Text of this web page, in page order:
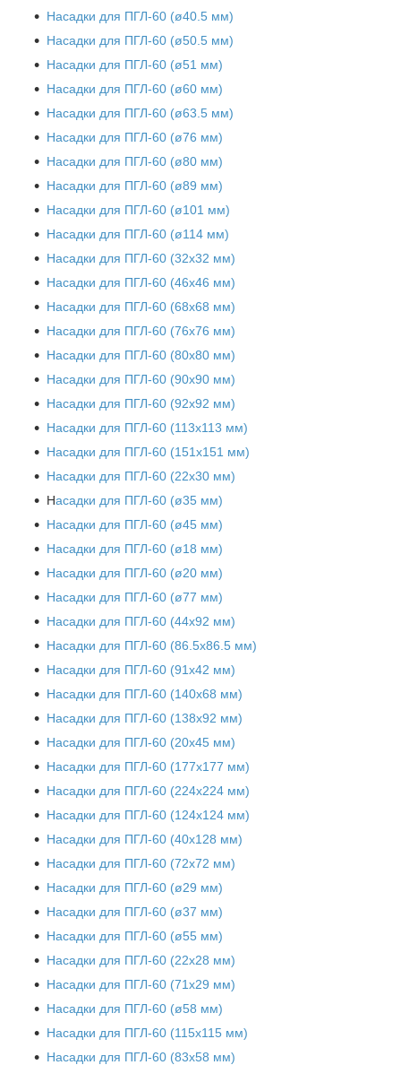
Насадки для ПГЛ-60 (ø40.5 мм)
Насадки для ПГЛ-60 (ø50.5 мм)
Насадки для ПГЛ-60 (ø51 мм)
Насадки для ПГЛ-60 (ø60 мм)
Насадки для ПГЛ-60 (ø63.5 мм)
Насадки для ПГЛ-60 (ø76 мм)
Насадки для ПГЛ-60 (ø80 мм)
Насадки для ПГЛ-60 (ø89 мм)
Насадки для ПГЛ-60 (ø101 мм)
Насадки для ПГЛ-60 (ø114 мм)
Насадки для ПГЛ-60 (32х32 мм)
Насадки для ПГЛ-60 (46х46 мм)
Насадки для ПГЛ-60 (68х68 мм)
Насадки для ПГЛ-60 (76х76 мм)
Насадки для ПГЛ-60 (80х80 мм)
Насадки для ПГЛ-60 (90х90 мм)
Насадки для ПГЛ-60 (92х92 мм)
Насадки для ПГЛ-60 (113х113 мм)
Насадки для ПГЛ-60 (151х151 мм)
Насадки для ПГЛ-60 (22х30 мм)
Насадки для ПГЛ-60 (ø35 мм)
Насадки для ПГЛ-60 (ø45 мм)
Насадки для ПГЛ-60 (ø18 мм)
Насадки для ПГЛ-60 (ø20 мм)
Насадки для ПГЛ-60 (ø77 мм)
Насадки для ПГЛ-60 (44х92 мм)
Насадки для ПГЛ-60 (86.5х86.5 мм)
Насадки для ПГЛ-60 (91х42 мм)
Насадки для ПГЛ-60 (140х68 мм)
Насадки для ПГЛ-60 (138х92 мм)
Насадки для ПГЛ-60 (20х45 мм)
Насадки для ПГЛ-60 (177х177 мм)
Насадки для ПГЛ-60 (224х224 мм)
Насадки для ПГЛ-60 (124х124 мм)
Насадки для ПГЛ-60 (40х128 мм)
Насадки для ПГЛ-60 (72х72 мм)
Насадки для ПГЛ-60 (ø29 мм)
Насадки для ПГЛ-60 (ø37 мм)
Насадки для ПГЛ-60 (ø55 мм)
Насадки для ПГЛ-60 (22х28 мм)
Насадки для ПГЛ-60 (71х29 мм)
Насадки для ПГЛ-60 (ø58 мм)
Насадки для ПГЛ-60 (115х115 мм)
Насадки для ПГЛ-60 (83х58 мм)